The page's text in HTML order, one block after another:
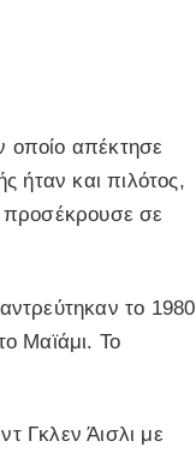
οποίο απέκτησε
ήταν και πιλότος,
προσέκρουσε σε
το 1980
Μαϊάμι. Το
Γκλεν Άισλι με